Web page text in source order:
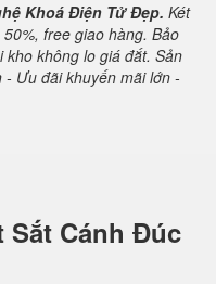
Khoá Điện Tử Đẹp. Két
free giao hàng. Bảo
không lo giá đắt. Sản
Ưu đãi khuyến mãi lớn -
Sắt Cánh Đúc